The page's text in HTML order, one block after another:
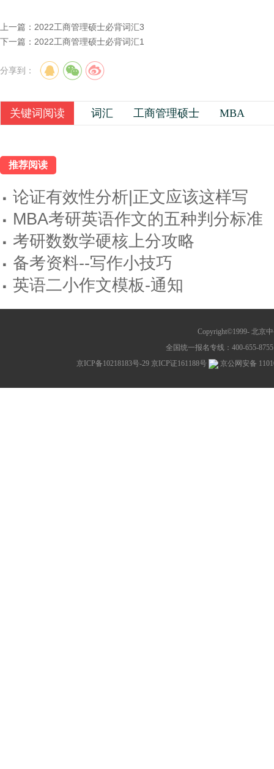
上一篇： 2022工商管理硕士必背词汇3
下一篇： 2022工商管理硕士必背词汇1
分享到：
关键词阅读 词汇 工商管理硕士 MBA
推荐阅读
· 论证有效性分析|正文应该这样写
· MBA考研英语作文的五种判分标准
· 考研数数学硬核上分攻略
· 备考资料--写作小技巧
· 英语二小作文模板-通知
Copyright©1999- 北京
全国统一报名专线：400-655-
京ICP备10218183号-29 京ICP证161188号 京公网安备